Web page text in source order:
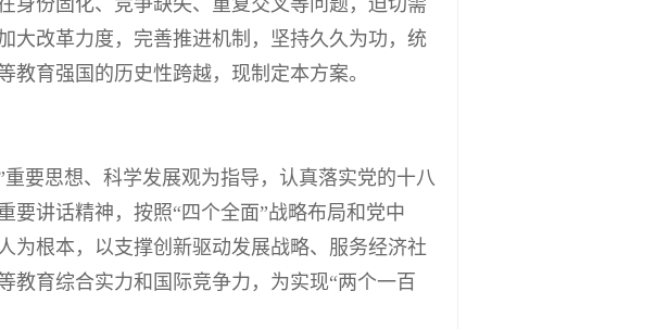
身份固化、竞争缺失、重复交叉等问题，迫切需
大改革力度，完善推进机制，坚持久久为功，统
育强国的历史性跨越，现制定本方案。
要思想、科学发展观为指导，认真落实党的十八
要讲话精神，按照“四个全面”战略布局和党中
为根本，以支撑创新驱动发展战略、服务经济社
教育综合实力和国际竞争力，为实现“两个一百